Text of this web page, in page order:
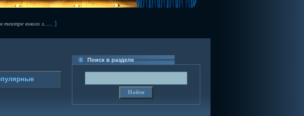
театре юного з...... ]
Поиск в разделе